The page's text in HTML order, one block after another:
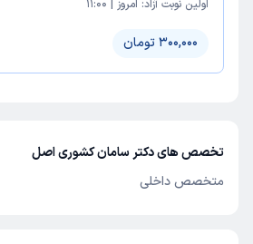
اولین نوبت آزاد: امروز |
11:00
300,000 تومان
تخصص های دکتر سامان کشوری اصل
متخصص داخلی